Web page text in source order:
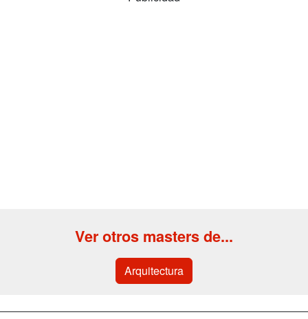
Ver otros masters de...
Arquitectura